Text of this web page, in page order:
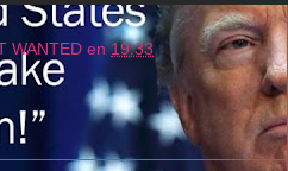
WANTED en19:33